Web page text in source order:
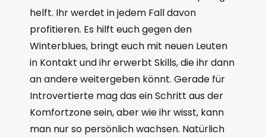
helft. Ihr werdet in jedem Fall davon
profitieren. Es hilft euch gegen den
Winterblues, bringt euch mit neuen Leuten
in Kontakt und ihr erwerbt Skills, die ihr dann
an andere weitergeben könnt. Gerade für
Introvertierte mag das ein Schritt aus der
Komfortzone sein, aber wie ihr wisst, kann
man nur so persönlich wachsen. Natürlich